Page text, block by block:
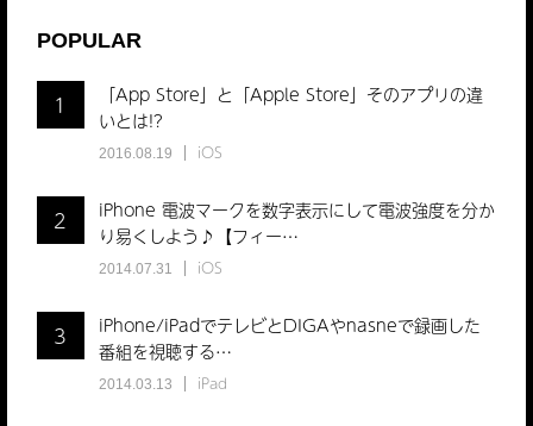
POPULAR
1
「App Store」と「Apple Store」そのアプリの違
いとは!?
2016.08.19 iOS
2
iPhone 電波マークを数字表示にして電波強度を分か
り易くしよう♪【フィー…
2014.07.31 iOS
3
iPhone/iPadでテレビとDIGAやnasneで録画した
番組を視聴する…
2014.03.13 iPad